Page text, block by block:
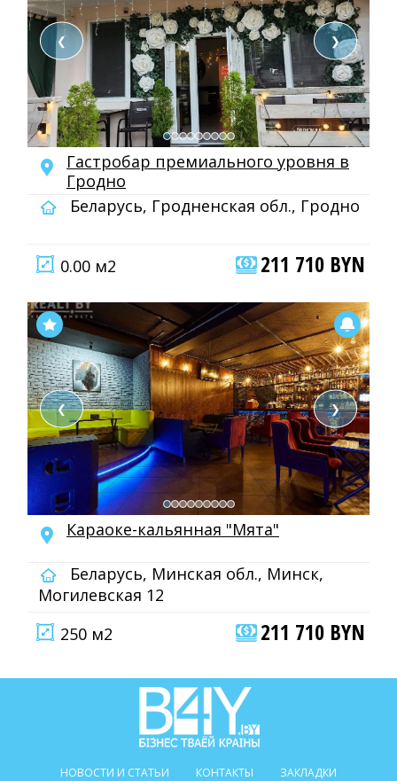
❮ ❯
Гастробар премиального уровня в
Гродно
Беларусь, Гродненская обл., Гродно
0.00 м2 211 710 BYN
❮ ❯
Караоке-кальянная "Мята"
Беларусь, Минская обл., Минск,
Могилевская 12
250 м2
211 710 BYN
НОВОСТИ И СТАТЬИ КОНТАКТЫ ЗАКЛАДКИ